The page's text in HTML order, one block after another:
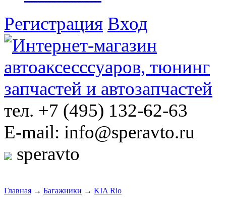
Регистрация Вход
тел. +7 (495) 132-62-63
E-mail: info@speravto.ru
speravto
Главная → Багажники → KIA Rio